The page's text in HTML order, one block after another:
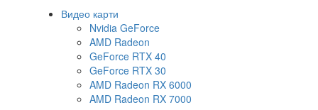
Видео карти
Nvidia GeForce
AMD Radeon
GeForce RTX 40
GeForce RTX 30
AMD Radeon RX 6000
AMD Radeon RX 7000